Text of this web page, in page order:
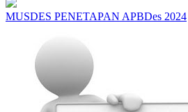
MUSDES PENETAPAN APBDes 2024